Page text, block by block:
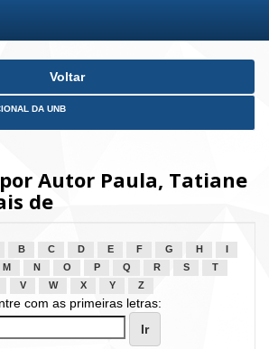
Voltar
DA UNB
Autor Paula, Tatiane
de
B C D E F G H
M N O P Q R S
T
V W X Y Z
com as primeiras letras: